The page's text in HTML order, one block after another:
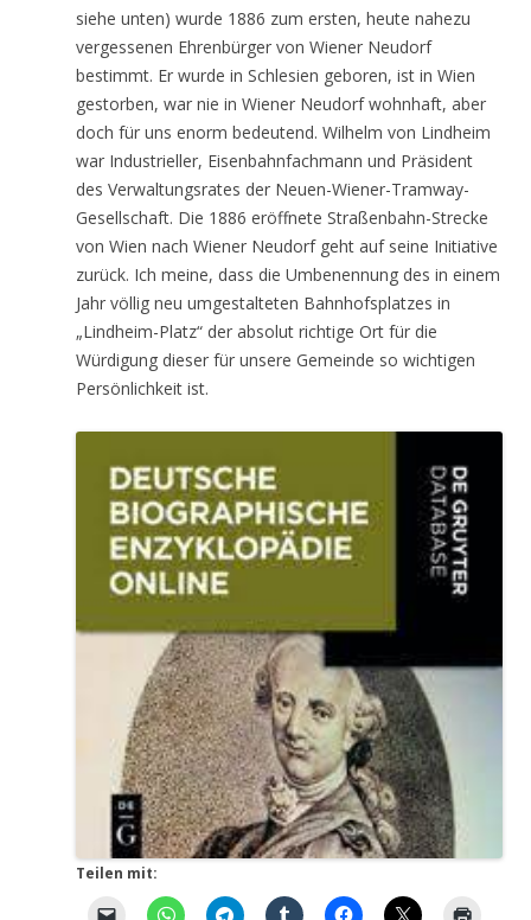
siehe unten) wurde 1886 zum ersten, heute nahezu
vergessenen Ehrenbürger von Wiener Neudorf
bestimmt. Er wurde in Schlesien geboren, ist in Wien
gestorben, war nie in Wiener Neudorf wohnhaft, aber
doch für uns enorm bedeutend. Wilhelm von Lindheim
war Industrieller, Eisenbahnfachmann und Präsident
des Verwaltungsrates der Neuen-Wiener-Tramway-
Gesellschaft. Die 1886 eröffnete Straßenbahn-Strecke
von Wien nach Wiener Neudorf geht auf seine Initiative
zurück. Ich meine, dass die Umbenennung des in einem
Jahr völlig neu umgestalteten Bahnhofsplatzes in
„Lindheim-Platz“ der absolut richtige Ort für die
Würdigung dieser für unsere Gemeinde so wichtigen
Persönlichkeit ist.
Teilen mit: